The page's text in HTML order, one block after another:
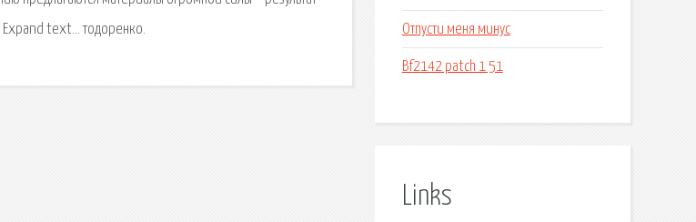
Expand text… тодоренко.
Отпусти меня минус
Bf2142 patch 1 51
Links